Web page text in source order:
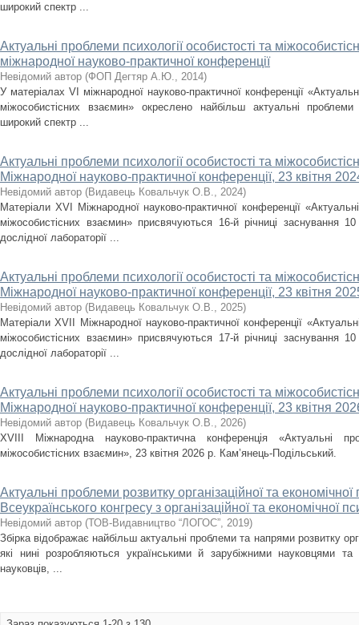
широкий спектр ...
Актуальні проблеми психології особистості та
міжнародної науково-практичної конференції
Невідомий автор (ФОП Дегтяр А.Ю., 2014)
У матеріалах VІ міжнародної науково-практичної конференції
міжособистісних взаємин» окреслено найбільш актуальні проблеми
широкий спектр ...
Актуальні проблеми психології особистості та
Міжнародної науково-практичної конференції, 23 квітня
Невідомий автор (Видавець Ковальчук О.В., 2024)
Матеріали XVІ Міжнародної науково-практичної конференції
міжособистісних взаємин» присвячуються 16-й річниці заснування
дослідної лабораторії ...
Актуальні проблеми психології особистості та
Міжнародної науково-практичної конференції, 23 квітня
Невідомий автор (Видавець Ковальчук О.В., 2025)
Матеріали XVІІ Міжнародної науково-практичної конференції
міжособистісних взаємин» присвячуються 17-й річниці заснування
дослідної лабораторії ...
Актуальні проблеми психології особистості та
Міжнародної науково-практичної конференції, 23 квітня
Невідомий автор (Видавець Ковальчук О.В., 2026)
XVІІІ Міжнародна науково-практична конференція «Актуальні
міжособистісних взаємин», 23 квітня 2026 р. Кам’янець-Подільський.
Актуальні проблеми розвитку організаційної та економічної
Всеукраїнського конгресу з організаційної та економічної
Невідомий автор (ТОВ-Видавництво “ЛОГОС”, 2019)
Збірка відображає найбільш актуальні проблеми та напрями розвитку
які нині розробляються українськими й зарубіжними науковцями
науковців, ...